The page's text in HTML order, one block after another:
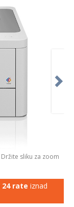
Držite sliku za zoom
24 rate iznad